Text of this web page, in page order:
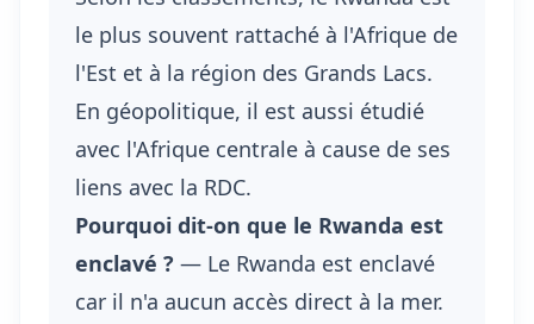
le plus souvent rattaché à l'Afrique de
l'Est et à la région des Grands Lacs.
En géopolitique, il est aussi étudié
avec l'Afrique centrale à cause de ses
liens avec la RDC.
Pourquoi dit-on que le Rwanda est
enclavé ? — Le Rwanda est enclavé
car il n'a aucun accès direct à la mer.